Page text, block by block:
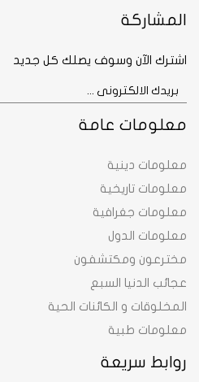
روابط سريعة
معلومات عامة
معلومات دينية
معلومات تاريخية
معلومات جغرافية
معلومات الدول
مخترعون ومكتشفون
عجائب الدنيا السبع
المخلوقات و الكائنات الحية
معلومات طبية
المشاركة
اشترك الآن وسوف يصلك كل جديد